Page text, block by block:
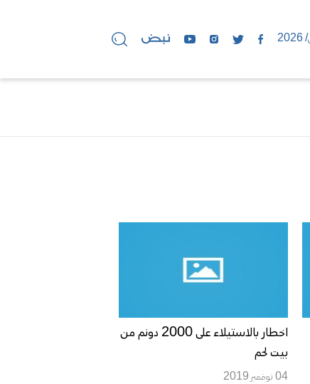
اخطار بالاستيلاء على 2000 دونم من
بيت لحم
04 نوفمبر 2019